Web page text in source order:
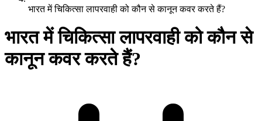
भारत में चिकित्सा लापरवाही को कौन से कानून कवर करते हैं?
भारत में चिकित्सा लापरवाही को कौन से
कानून कवर करते हैं?